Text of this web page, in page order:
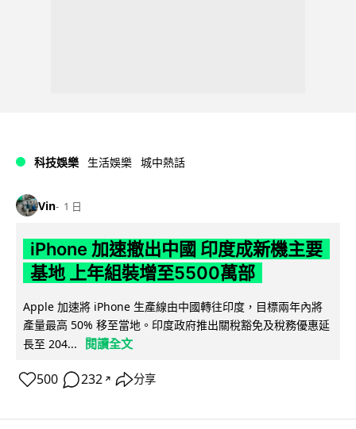
科技娛樂 生活娛樂 城中熱話
Vin 1 日
iPhone 加速撤出中國 印度成新機主要
基地 上年組裝增至5500萬部
Apple 加速將 iPhone 生產線由中國轉往印度，目標兩年內將
產量最高 50% 移至當地。印度政府推出關稅豁免及稅務優惠延
長至 204...
閱讀全文
500 232 ↗ 分享